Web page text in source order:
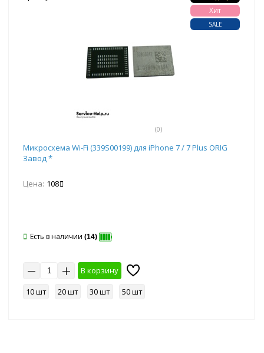
(0)
Хит
SALE
Микросхема Wi-Fi (339S00199) для iPhone 7 / 7 Plus ORIG
Завод *
Цена: 108
Есть в наличии (14)
В корзину
10 шт
20 шт 30 шт 50 шт